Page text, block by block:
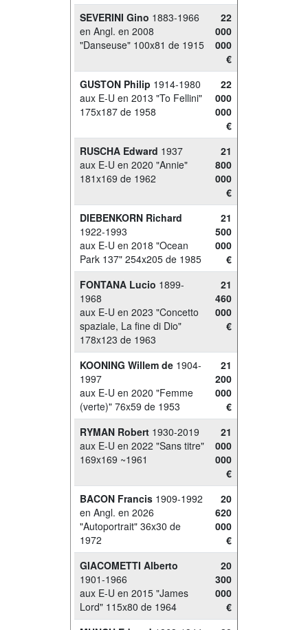
SEVERINI Gino 1883-1966
en Angl. en 2008
"Danseuse" 100x81 de 1915
22
000
000
€
GUSTON Philip 1914-1980
aux E-U en 2013 "To Fellini"
175x187 de 1958
22
000
000
€
RUSCHA Edward 1937
aux E-U en 2020 "Annie"
181x169 de 1962
21
800
000
€
DIEBENKORN Richard
1922-1993
aux E-U en 2018 "Ocean
Park 137" 254x205 de 1985
21
500
000
€
FONTANA Lucio 1899-
1968
aux E-U en 2023 "Concetto
spaziale, La fine di Dio"
178x123 de 1963
21
460
000
€
KOONING Willem de 1904-
1997
aux E-U en 2020 "Femme
(verte)" 76x59 de 1953
21
200
000
€
RYMAN Robert 1930-2019
aux E-U en 2022 "Sans titre"
169x169 ~1961
21
000
000
€
BACON Francis 1909-1992
en Angl. en 2026
"Autoportrait" 36x30 de
1972
20
620
000
€
GIACOMETTI Alberto
1901-1966
aux E-U en 2015 "James
Lord" 115x80 de 1964
20
300
000
€